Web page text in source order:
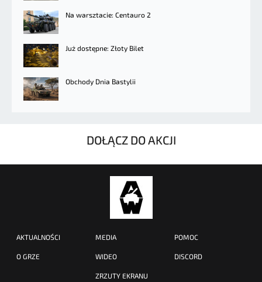
Na warsztacie: Centauro 2
Już dostępne: Złoty Bilet
Obchody Dnia Bastylii
DOŁĄCZ DO AKCJI
AKTUALNOŚCI
O GRZE
MEDIA
WIDEO
ZRZUTY EKRANU
POMOC
DISCORD